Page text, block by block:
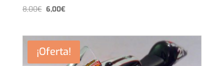
8,00€El
era:
8,00€.
6,00€El
es:
6,00€.
¡Oferta!